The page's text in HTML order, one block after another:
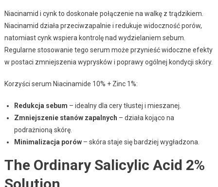
Niacinamid i cynk to doskonałe połączenie na walkę z trądzikiem.
Niacinamid działa przeciwzapalnie i redukuje widoczność porów,
natomiast cynk wspiera kontrolę nad wydzielaniem sebum.
Regularne stosowanie tego serum może przynieść widoczne efekty
w postaci zmniejszenia wyprysków i poprawy ogólnej kondycji skóry.
Korzyści serum Niacinamide 10% + Zinc 1%:
Redukcja sebum – idealny dla cery tłustej i mieszanej.
Zmniejszenie stanów zapalnych – działa kojąco na
podrażnioną skórę.
Minimalizacja porów– skóra staje się bardziej wygładzona.
The Ordinary Salicylic Acid 2%